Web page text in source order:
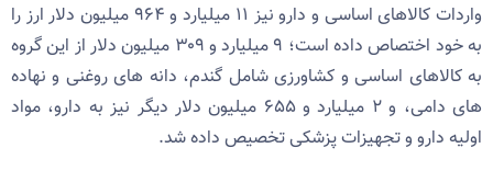
واردات کالاهای اساسی و دارو نیز ۱۱ میلیارد و ۹۶۴ میلیون دلار ارز را
به خود اختصاص داده است؛ ۹ میلیارد و ۳۰۹ میلیون دلار از این گروه
به کالاهای اساسی و کشاورزی شامل گندم، دانه های روغنی و نهاده
های دامی، و ۲ میلیارد و ۶۵۵ میلیون دلار دیگر نیز به دارو، مواد
اولیه دارو و تجهیزات پزشکی تخصیص داده شد.